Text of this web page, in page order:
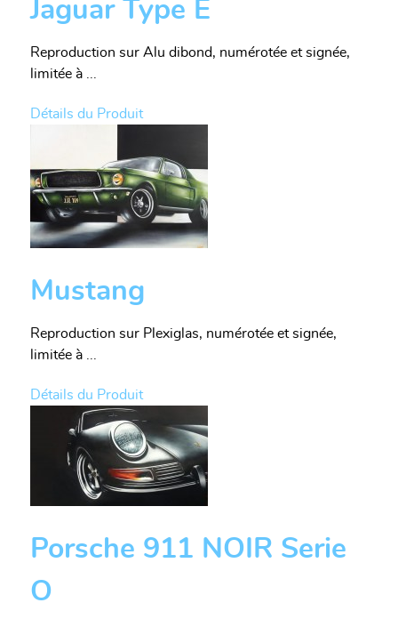
Jaguar Type E
Reproduction sur Alu dibond, numérotée et signée,
limitée à ...
Détails du Produit
Mustang
Reproduction sur Plexiglas, numérotée et signée,
limitée à ...
Détails du Produit
Porsche 911 NOIR Serie
O